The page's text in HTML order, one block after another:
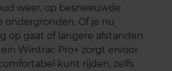
weer, op besneeuwde
Of je nu
op gaat of langere afstanden
Wintrac Pro+ zorgt ervoor
kunt rijden, zelfs